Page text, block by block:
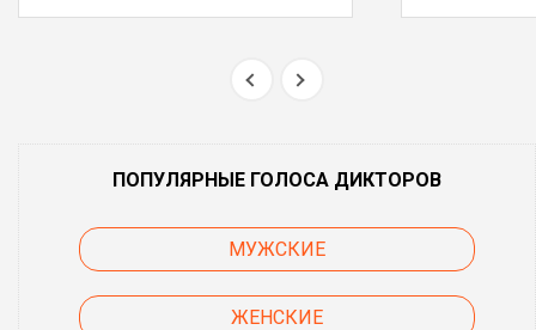
ПОПУЛЯРНЫЕ ГОЛОСА ДИКТОРОВ
МУЖСКИЕ
ЖЕНСКИЕ